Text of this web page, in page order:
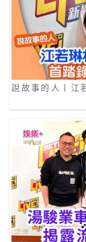
說故事的人丨江